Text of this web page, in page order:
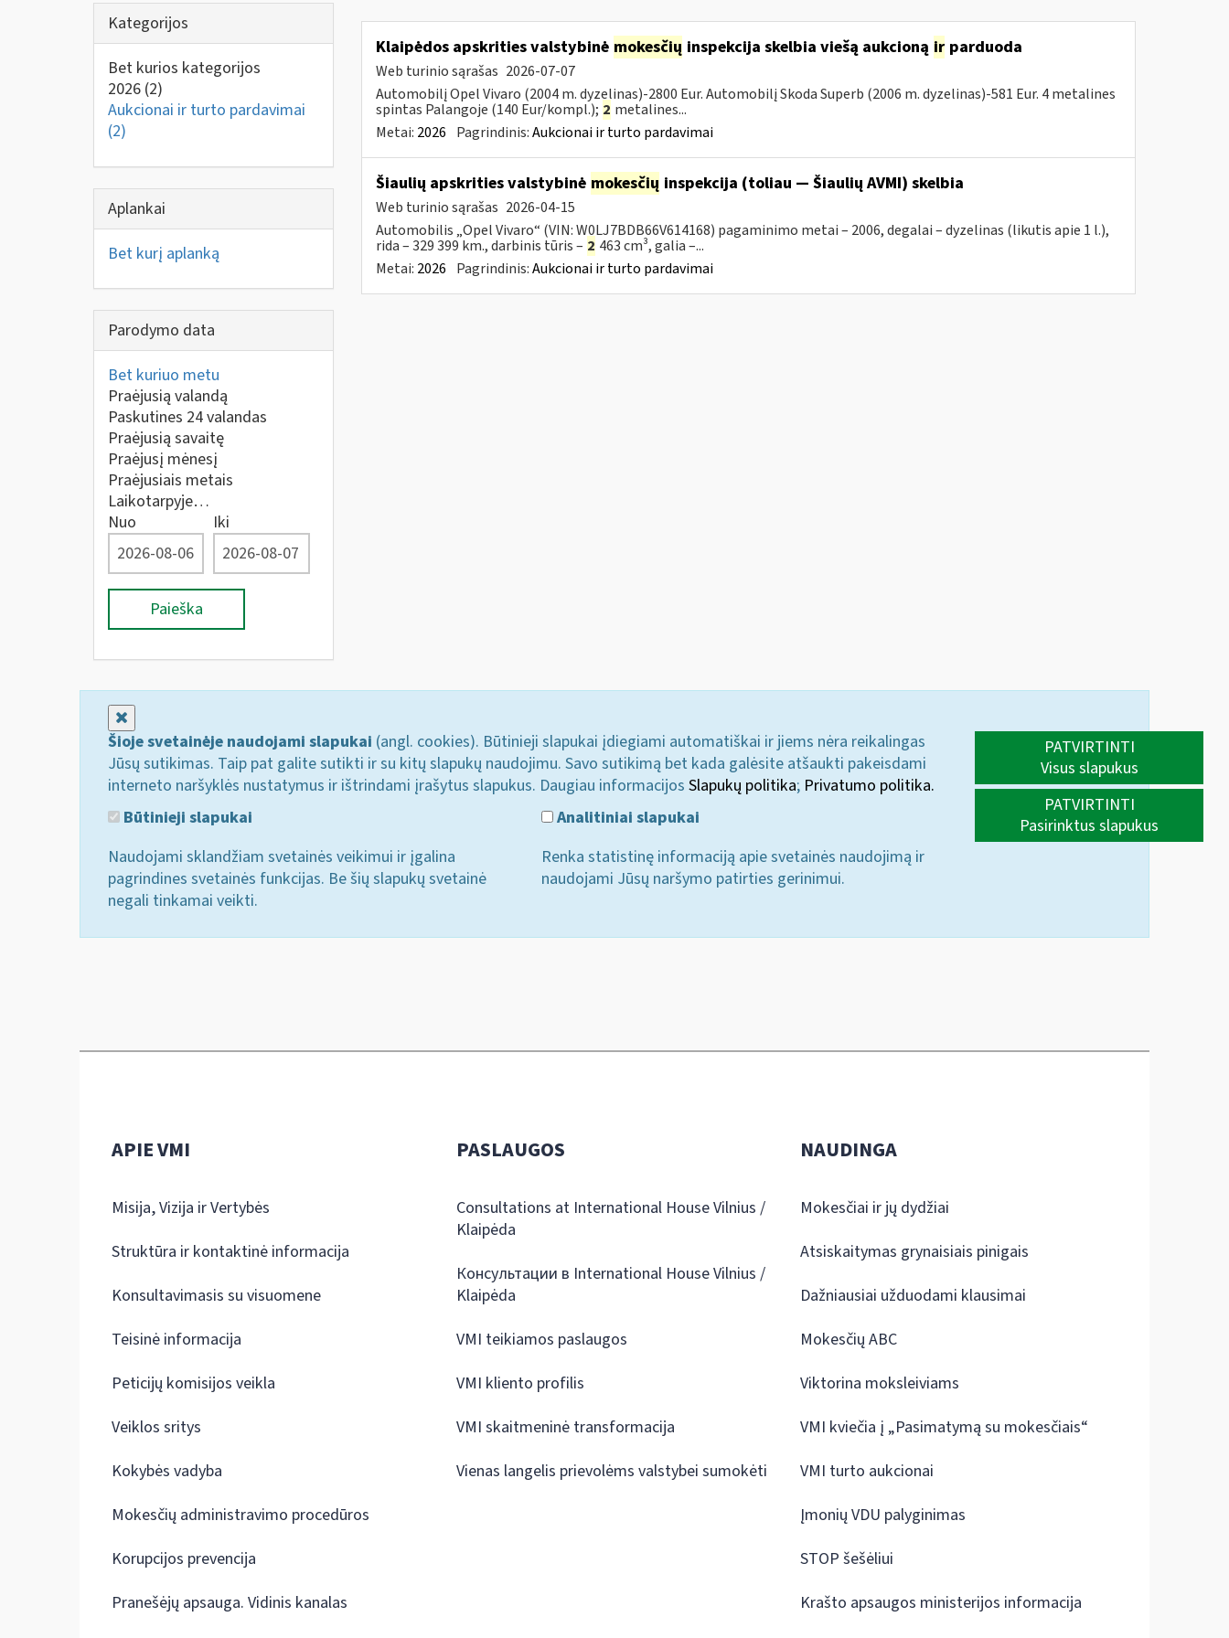
Kategorijos
Bet kurios kategorijos
2026 (2)
Aukcionai ir turto pardavimai
(2)
Aplankai
Bet kurį aplanką
Parodymo data
Bet kuriuo metu
Praėjusią valandą
Paskutines 24 valandas
Praėjusią savaitę
Praėjusį mėnesį
Praėjusiais metais
Laikotarpyje…
Nuo
Iki
Paieška
Klaipėdos apskrities valstybinė mokesčių inspekcija skelbia viešą aukcioną irparduoda
Web turinio sąrašas 2026-07-07
Automobilį Opel Vivaro (2004 m. dyzelinas)-2800 Eur. Automobilį Skoda Superb (2006 m. dyzelinas)-581 Eur. 4 metalines
spintas Palangoje (140 Eur/kompl.); 2 metalines...
Metai: 2026 Pagrindinis:Aukcionai ir turto pardavimai
Šiaulių apskrities valstybinė mokesčių inspekcija (toliau — Šiaulių AVMI) skelbia
Web turinio sąrašas 2026-04-15
Automobilis „Opel Vivaro“ (VIN: W0LJ7BDB66V614168) pagaminimo metai – 2006, degalai – dyzelinas (likutis apie 1 l.),
rida – 329 399 km., darbinis tūris – 2 463 cm³, galia –...
Metai: 2026 Pagrindinis:Aukcionai ir turto pardavimai
Šioje svetainėje naudojami slapukai (angl. cookies). Būtinieji slapukai įdiegiami automatiškai ir jiems nėra reikalingas
Jūsų sutikimas. Taip pat galite sutikti ir su kitų slapukų naudojimu. Savo sutikimą bet kada galėsite atšaukti pakeisdami
interneto naršyklės nustatymus ir ištrindami įrašytus slapukus. Daugiau informacijos Slapukų politika; Privatumo politika.
Būtinieji slapukai
Naudojami sklandžiam svetainės veikimui ir įgalina
pagrindines svetainės funkcijas. Be šių slapukų svetainė
negali tinkamai veikti.
Analitiniai slapukai
Renka statistinę informaciją apie svetainės naudojimą ir
naudojami Jūsų naršymo patirties gerinimui.
PATVIRTINTI
Visus slapukus
PATVIRTINTI
Pasirinktus slapukus
APIE VMI
Misija, Vizija ir Vertybės
Struktūra ir kontaktinė informacija
Konsultavimasis su visuomene
Teisinė informacija
Peticijų komisijos veikla
Veiklos sritys
Kokybės vadyba
Mokesčių administravimo procedūros
Korupcijos prevencija
Pranešėjų apsauga. Vidinis kanalas
PASLAUGOS
Consultations at International House Vilnius /
Klaipėda
Консультации в International House Vilnius /
Klaipėda
VMI teikiamos paslaugos
VMI kliento profilis
VMI skaitmeninė transformacija
Vienas langelis prievolėms valstybei sumokėti
NAUDINGA
Mokesčiai ir jų dydžiai
Atsiskaitymas grynaisiais pinigais
Dažniausiai užduodami klausimai
Mokesčių ABC
Viktorina moksleiviams
VMI kviečia į „Pasimatymą su mokesčiais“
VMI turto aukcionai
Įmonių VDU palyginimas
STOP šešėliui
Krašto apsaugos ministerijos informacija